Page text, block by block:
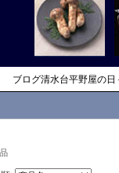
ブログ清水台平野屋の日